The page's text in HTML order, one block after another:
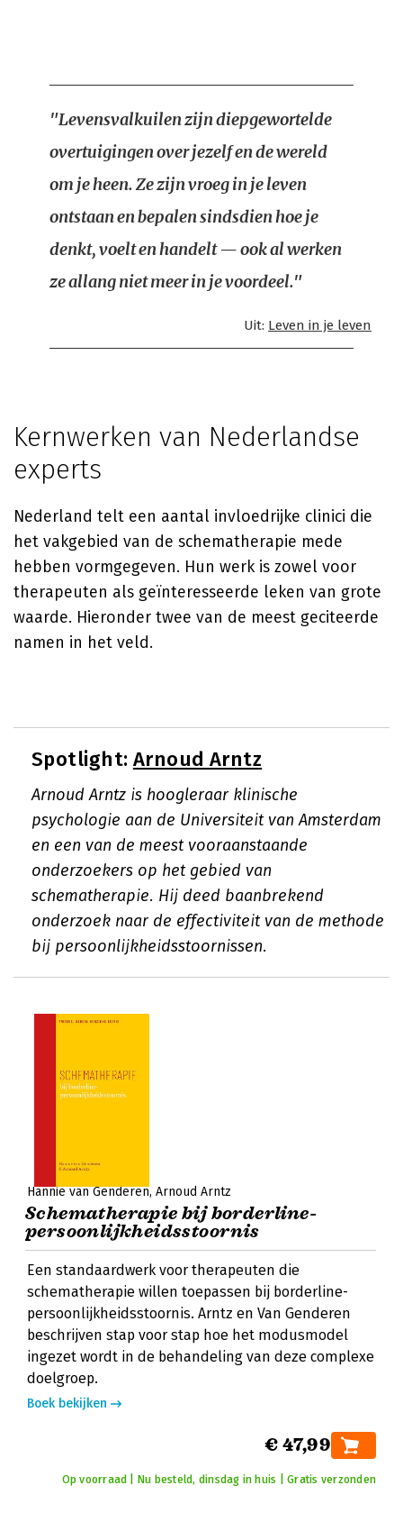
"Levensvalkuilen zijn diepgewortelde
overtuigingen over jezelf en de wereld
om je heen. Ze zijn vroeg in je leven
ontstaan en bepalen sindsdien hoe je
denkt, voelt en handelt — ook al werken
ze allang niet meer in je voordeel."
Uit: Leven in je leven
Kernwerken van Nederlandse
experts
Nederland telt een aantal invloedrijke clinici die
het vakgebied van de schematherapie mede
hebben vormgegeven. Hun werk is zowel voor
therapeuten als geïnteresseerde leken van grote
waarde. Hieronder twee van de meest geciteerde
namen in het veld.
Spotlight: Arnoud Arntz
Arnoud Arntz is hoogleraar klinische
psychologie aan de Universiteit van Amsterdam
en een van de meest vooraanstaande
onderzoekers op het gebied van
schematherapie. Hij deed baanbrekend
onderzoek naar de effectiviteit van de methode
bij persoonlijkheidsstoornissen.
Hannie van Genderen Arnoud Arntz
Schematherapie bij borderline-
persoonlijkheidsstoornis
Een standaardwerk voor therapeuten die
schematherapie willen toepassen bij borderline-
persoonlijkheidsstoornis. Arntz en Van Genderen
beschrijven stap voor stap hoe het modusmodel
ingezet wordt in de behandeling van deze complexe
doelgroep.
Boek bekijken
€ 47,99
Op voorraad | Nu besteld, dinsdag in huis | Gratis verzonden